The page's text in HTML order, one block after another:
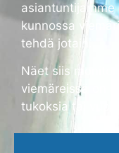
kunnossa
tehdä jotain.
Näet siis
viemäreissä on
tukoksia tai